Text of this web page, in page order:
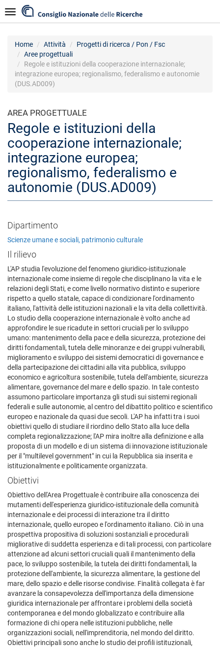
al
contenuto
Navigazione
Home Attività
Progetti di ricerca / Pon / Fsc
Aree progettuali
Regole e istituzioni della cooperazione internazionale;
integrazione europea; regionalismo, federalismo e autonomie
(DUS.AD009)
AREA PROGETTUALE
Regole e istituzioni della
cooperazione internazionale;
integrazione europea;
regionalismo, federalismo e
autonomie (DUS.AD009)
Dipartimento
Scienze umane e sociali, patrimonio culturale
Il rilievo
L'AP studia l'evoluzione del fenomeno giuridico-istituzionale
internazionale come insieme di regole che disciplinano la vita e le
relazioni degli Stati, e come livello normativo distinto e superiore
rispetto a quello statale, capace di condizionare l'ordinamento
italiano, l'attività delle istituzioni nazionali e la vita della collettività.
Lo studio della cooperazione internazionale è volto anche ad
approfondire le sue ricadute in settori cruciali per lo sviluppo
umano: mantenimento della pace e della sicurezza, protezione dei
diritti fondamentali, tutela delle minoranze e dei gruppi vulnerabili,
miglioramento e sviluppo dei sistemi democratici di governance e
della partecipazione dei cittadini alla vita pubblica, sviluppo
economico e agricoltura sostenibile, tutela dell'ambiente, sicurezza
alimentare, governance del mare e dello spazio. In tale contesto
assumono particolare importanza gli studi sui sistemi regionali
federali e sulle autonomie, al centro del dibattito politico e scientifico
europeo e nazionale da quasi due secoli. L'AP ha infatti tra i suoi
obiettivi quello di studiare il riordino dello Stato alla luce della
completa regionalizzazione; l'AP mira inoltre alla definizione e alla
proposta di un modello e di un sistema di innovazione istituzionale
per il "multilevel government" in cui la Repubblica sia inserita e
istituzionalmente e politicamente organizzata.
Obiettivi
Obiettivo dell'Area Progettuale è contribuire alla conoscenza dei
mutamenti dell'esperienza giuridico-istituzionale della comunità
internazionale e dei processi di interazione tra il diritto
internazionale, quello europeo e l'ordinamento italiano. Ciò in una
prospettiva propositiva di soluzioni sostanziali e procedurali
migliorative di suddetta esperienza e di tali processi, con particolare
attenzione ad alcuni settori cruciali quali il mantenimento della
pace, lo sviluppo sostenibile, la tutela dei diritti fondamentali, la
protezione dell'ambiente, la sicurezza alimentare, la gestione del
mare, dello spazio e delle risorse condivise. Finalità collegata è far
avanzare la consapevolezza dell'importanza della dimensione
giuridica internazionale per affrontare i problemi della società
contemporanea e del mondo globalizzato e contribuire alla
formazione di chi opera nelle istituzioni pubbliche, nelle
organizzazioni sociali, nell'imprenditoria, nel mondo del diritto.
Obiettivi principali sono anche lo studio dei profili istituzionali,